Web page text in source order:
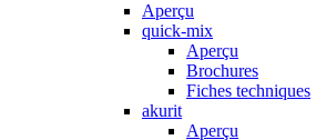
Aperçu
quick-mix
Aperçu
Brochures
Fiches techniques
akurit
Aperçu